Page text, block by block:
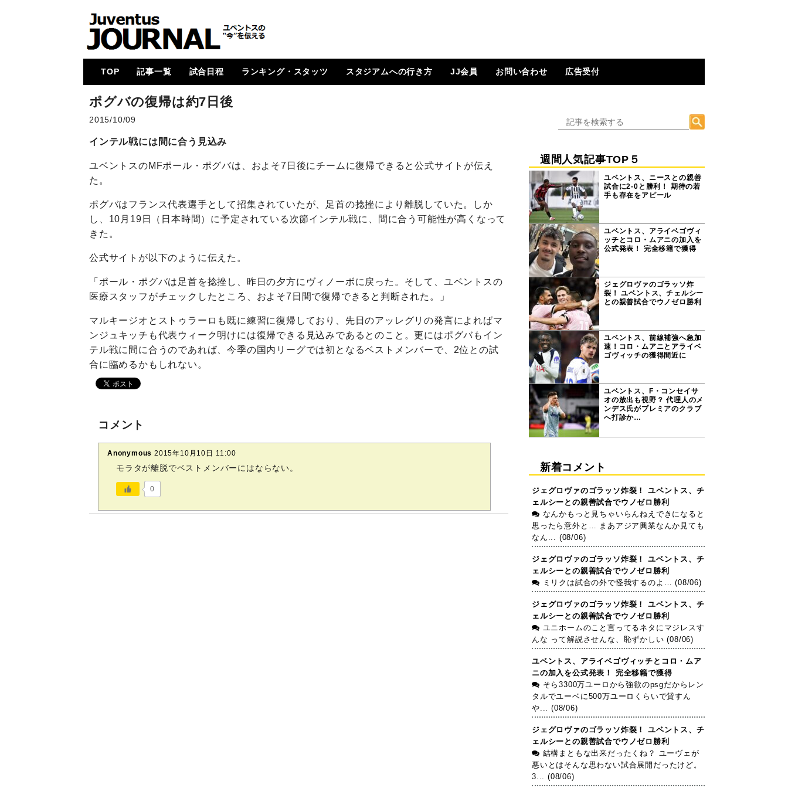
TOP 記事一覧
メイン
コラム
特集
メルカート
動画
試合レビュー
招集メンバー
UCL
U23・下部組織・
Women
カルチョ全般
試合日程
2017-18
2018-19
2019-20
2020-21
2021-22
2022-23
2023-24
2024-25
ランキング・スタッツ スタジアムへの行き方 JJ会員 お問い合わせ 広告受付
ポグバの復帰は約7日後
2015/10/09
インテル戦には間に合う見込み
ユベントスのMFポール・ポグバは、およそ7日後にチームに復帰できると公式サイトが伝え
た。
ポグバはフランス代表選手として招集されていたが、足首の捻挫により離脱していた。しか
し、10月19日（日本時間）に予定されている次節インテル戦に、間に合う可能性が高くなって
きた。
公式サイトが以下のように伝えた。
「ポール・ポグバは足首を捻挫し、昨日の夕方にヴィノーボに戻った。そして、ユベントスの
医療スタッフがチェックしたところ、およそ7日間で復帰できると判断された。」
マルキージオとストゥラーロも既に練習に復帰しており、先日のアッレグリの発言によればマ
ンジュキッチも代表ウィーク明けには復帰できる見込みであるとのこと。更にはポグバもイン
テル戦に間に合うのであれば、今季の国内リーグでは初となるベストメンバーで、2位との試
合に臨めるかもしれない。
コメント
Anonymous 2015年10月10日 11:00
モラタが離脱でベストメンバーにはならない。
0
週間人気記事TOP５
ユベントス、ニースとの親善
試合に2-0と勝利！ 期待の若
手も存在をアピール
ユベントス、アライベゴヴィ
ッチとコロ・ムアニの加入を
公式発表！ 完全移籍で獲得
ジェグロヴァのゴラッソ炸
裂！ ユベントス、チェルシー
との親善試合でウノゼロ勝利
ユベントス、前線補強へ急加
速！コロ・ムアニとアライベ
ゴヴィッチの獲得間近に
ユベントス、F・コンセイサ
オの放出も視野？ 代理人のメ
ンデス氏がプレミアのクラブ
へ打診か…
新着コメント
ジェグロヴァのゴラッソ炸裂！ ユベントス、チ
ェルシーとの親善試合でウノゼロ勝利
なんかもっと見ちゃいらんねえできになると
思ったら意外と… まあアジア興業なんか見ても
なん... (08/06)
ジェグロヴァのゴラッソ炸裂！ ユベントス、チ
ェルシーとの親善試合でウノゼロ勝利
ミリクは試合の外で怪我するのよ… (08/06)
ジェグロヴァのゴラッソ炸裂！ ユベントス、チ
ェルシーとの親善試合でウノゼロ勝利
ユニホームのこと言ってるネタにマジレスす
んな って解説させんな、恥ずかしい (08/06)
ユベントス、アライベゴヴィッチとコロ・ムア
ニの加入を公式発表！ 完全移籍で獲得
そら3300万ユーロから強欲のpsgだからレン
タルでユーベに500万ユーロくらいで貸すん
や... (08/06)
ジェグロヴァのゴラッソ炸裂！ ユベントス、チ
ェルシーとの親善試合でウノゼロ勝利
結構まともな出来だったくね？ ユーヴェが
悪いとはそんな思わない試合展開だったけど。
3... (08/06)